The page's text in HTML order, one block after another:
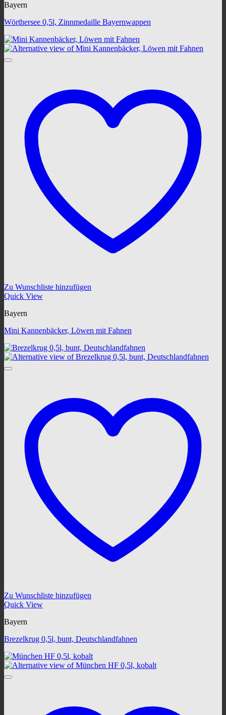
Bayern
Wörthersee 0,5l, Zinnmedaille Bayernwappen
Zu Wunschliste hinzufügen
Quick View
Bayern
Mini Kannenbäcker, Löwen mit Fahnen
Zu Wunschliste hinzufügen
Quick View
Bayern
Brezelkrug 0,5l, bunt, Deutschlandfahnen